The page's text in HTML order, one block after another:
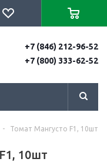
+7 (846) 212-96-52
+7 (800) 333-62-52
- Томат Мангусто F1, 10шт
10шт